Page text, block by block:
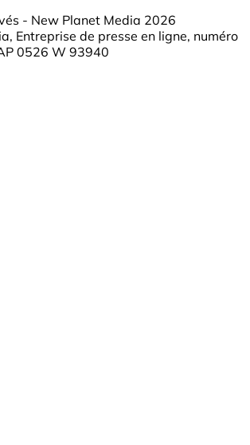
- New Planet Media 2026
Entreprise de presse en ligne, numéro
0526 W 93940